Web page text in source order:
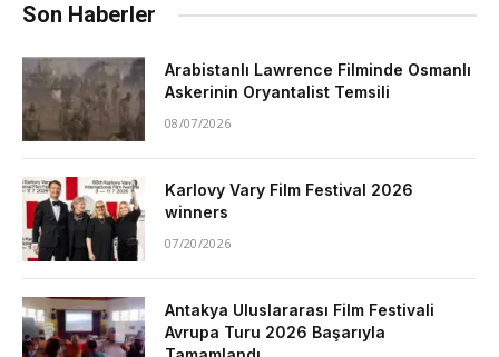
Son Haberler
Arabistanlı Lawrence Filminde Osmanlı
Askerinin Oryantalist Temsili
08/07/2026
Karlovy Vary Film Festival 2026
winners
07/20/2026
Antakya Uluslararası Film Festivali
Avrupa Turu 2026 Başarıyla